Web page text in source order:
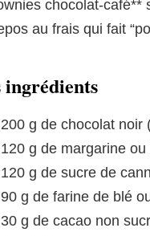
chocolat-café**
au frais qui fait
ingrédients
200 g de chocolat noir
120 g de margarine ou
120 g de sucre de
90 g de farine de blé
30 g de cacao non